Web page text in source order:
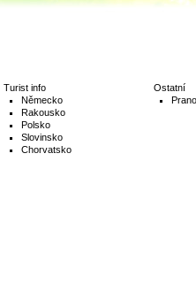
Turist info
Německo
Rakousko
Polsko
Slovinsko
Chorvatsko
Ostatní